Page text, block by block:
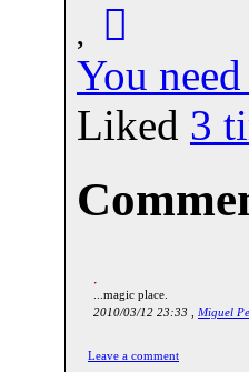
You
Liked 3
...magic place.
2010/03/12 23:33 , Miguel
Leave a comment